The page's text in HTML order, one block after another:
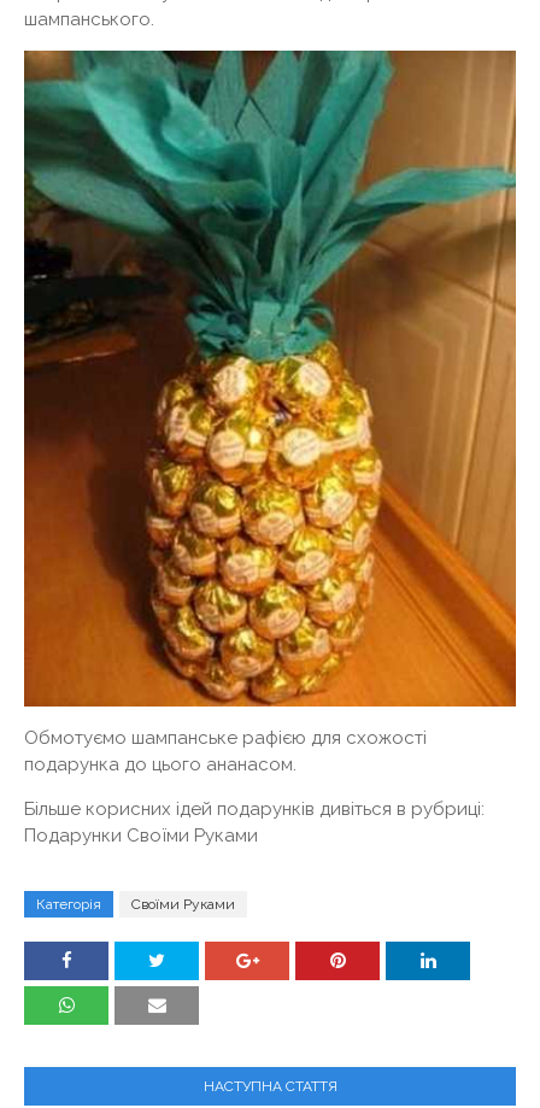
шампанського.
Обмотуємо шампанське рафією для схожості
подарунка до цього ананасом.
Більше корисних ідей подарунків дивіться в рубриці:
Подарунки Своїми Руками
Категорія Своїми Руками
НАСТУПНА СТАТТЯ